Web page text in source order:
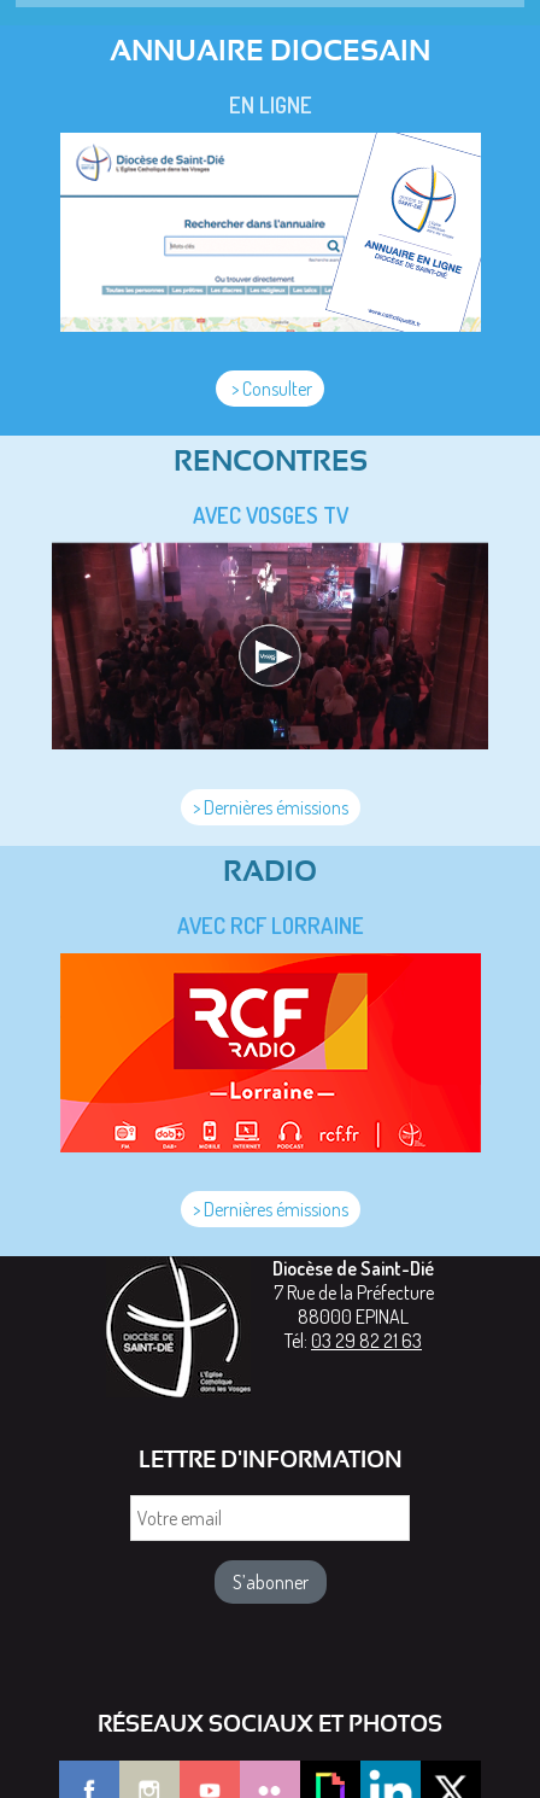
ANNUAIRE DIOCESAIN
EN LIGNE
> Consulter
RENCONTRES
AVEC VOSGES TV
> Dernières émissions
RADIO
AVEC RCF LORRAINE
> Dernières émissions
Diocèse de Saint-Dié
7 Rue de la Préfecture
88000 EPINAL
Tél: 03 29 82 21 63
LETTRE D'INFORMATION
RÉSEAUX SOCIAUX ET PHOTOS